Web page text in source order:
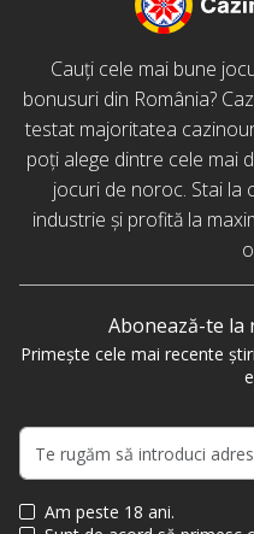
Cauți cele mai bune
bonusuri din România?
testat majoritatea
poți alege dintre cele mai
jocuri de noroc. Stai la
industrie și profită la
Abonează-te
Primește cele mai recente
Am peste 18 ani.